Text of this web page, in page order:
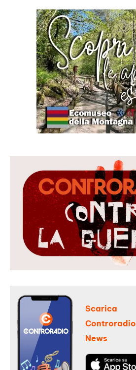
Scarica
Controradio
News